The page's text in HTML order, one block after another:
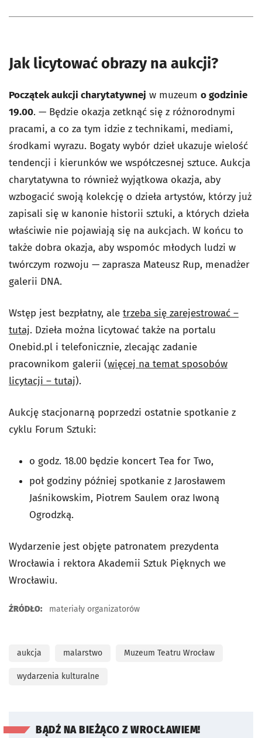
Jak licytować obrazy na aukcji?
Początek aukcji charytatywnej w muzeum o godzinie
19.00. — Będzie okazja zetknąć się z różnorodnymi
pracami, a co za tym idzie z technikami, mediami,
środkami wyrazu. Bogaty wybór dzieł ukazuje wielość
tendencji i kierunków we współczesnej sztuce. Aukcja
charytatywna to również wyjątkowa okazja, aby
wzbogacić swoją kolekcję o dzieła artystów, którzy już
zapisali się w kanonie historii sztuki, a których dzieła
właściwie nie pojawiają się na aukcjach. W końcu to
także dobra okazja, aby wspomóc młodych ludzi w
twórczym rozwoju — zaprasza Mateusz Rup, menadżer
galerii DNA.
Wstęp jest bezpłatny, ale trzeba się zarejestrować –
tutaj. Dzieła można licytować także na portalu
Onebid.pl i telefonicznie, zlecając zadanie
pracownikom galerii (więcej na temat sposobów
licytacji – tutaj).
Aukcję stacjonarną poprzedzi ostatnie spotkanie z
cyklu Forum Sztuki:
o godz. 18.00 będzie koncert Tea for Two,
poł godziny później spotkanie z Jarosławem
Jaśnikowskim, Piotrem Saulem oraz Iwoną
Ogrodzką.
Wydarzenie jest objęte patronatem prezydenta
Wrocławia i rektora Akademii Sztuk Pięknych we
Wrocławiu.
ŹRÓDŁO: materiały organizatorów
aukcja malarstwo Muzeum Teatru Wrocław
wydarzenia kulturalne
BĄDŹ NA BIEŻĄCO Z WROCŁAWIEM!